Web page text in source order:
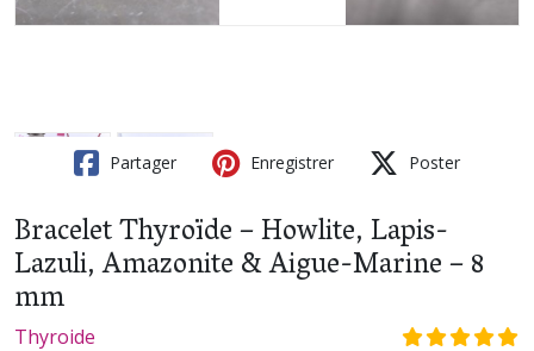
Partager Enregistrer Poster
Bracelet Thyroïde – Howlite, Lapis-
Lazuli, Amazonite & Aigue-Marine – 8
mm
Thyroide